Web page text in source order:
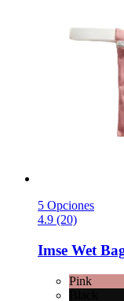
5 Opciones
4.9 (20)
Imse Wet
Pink